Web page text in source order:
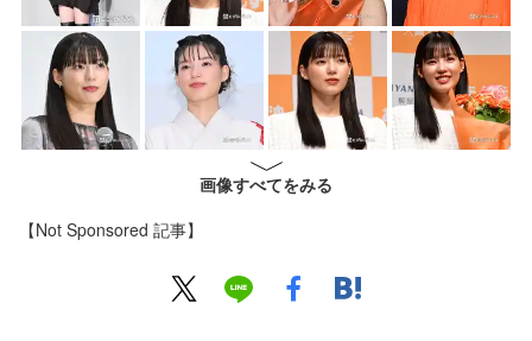
画像すべてをみる
【Not Sponsored 記事】